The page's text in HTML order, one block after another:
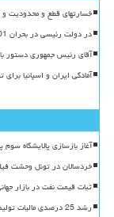
خسارتهای قطع و محدودیت و
در دولت رئیسی در بحران 1401 وعده دادند اینترنت به طور موقت قطع می شود اما ماندگار شد
آقای رئیس جمهوری دستور
آمادگی ایران و اسپانیا
آغاز بازسازی پالایشگاه
خردسالان در تونل وحشت
ثبات قیمت نفت در بازار
رشد 25 درصدی مالیات تولید فشار مالیاتی به سایر حوزه ها منتقل شد